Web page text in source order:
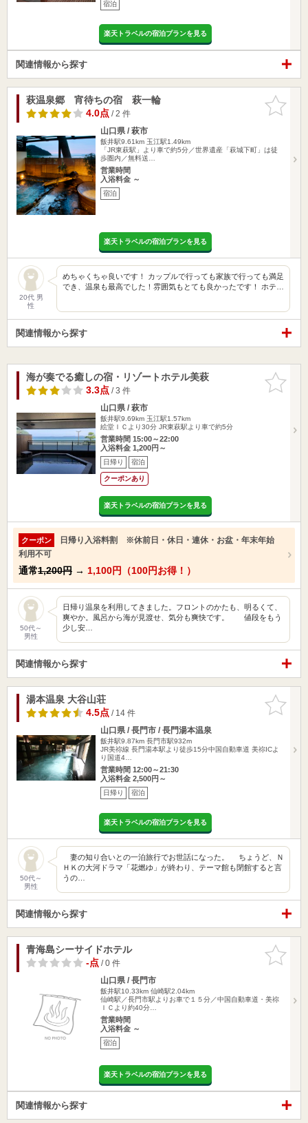
宿泊
楽天トラベルの宿泊プランを見る
関連情報から探す
お気に入
りに追加
萩温泉郷 宵待ちの宿 萩一輪
4.0点/ 2 件
山口県 / 萩市
飯井駅9.61km 玉江駅1.49km
「JR東萩駅」より車で約5分／世界遺産「萩城下町」は徒
歩圏内／無料送…
営業時間
入浴料金 ～
宿泊
楽天トラベルの宿泊プランを見る
20代 男
性
めちゃくちゃ良いです！ カップルで行っても家族で行っても満足
でき、温泉も最高でした！雰囲気もとても良かったです！ ホテ…
関連情報から探す
お気に入
りに追加
海が奏でる癒しの宿・リゾートホテル美萩
3.3点/ 3 件
山口県 / 萩市
飯井駅9.69km 玉江駅1.57km
絵堂ＩＣより30分 JR東萩駅より車で約5分
営業時間 15:00～22:00
入浴料金 1,200円～
日帰り 宿泊
クーポンあり
楽天トラベルの宿泊プランを見る
クーポン
日帰り入浴料割 ※休前日・休日・連休・お盆・年末年始
利用不可
通常1,200円 → 1,100円（100円お得！）
50代～
男性
日帰り温泉を利用してきました。フロントのかたも、明るくて、
爽やか。風呂から海が見渡せ、気分も爽快です。 値段をもう
少し安…
関連情報から探す
お気に入
りに追加
湯本温泉 大谷山荘
4.5点/ 14 件
山口県 / 長門市 / 長門湯本温泉
飯井駅9.87km 長門市駅932m
JR美祢線 長門湯本駅より徒歩15分中国自動車道 美祢ICよ
り国道4…
営業時間 12:00～21:30
入浴料金 2,500円～
日帰り 宿泊
楽天トラベルの宿泊プランを見る
50代～
男性
妻の知り合いとの一泊旅行でお世話になった。 ちょうど、Ｎ
ＨＫの大河ドラマ「花燃ゆ」が終わり、テーマ館も閉館すると言
うの…
関連情報から探す
お気に入
りに追加
青海島シーサイドホテル
-点/ 0 件
山口県 / 長門市
飯井駅10.33km 仙崎駅2.04km
仙崎駅／長門市駅よりお車で１５分／中国自動車道・美祢
ＩＣより約40分…
営業時間
入浴料金 ～
宿泊
楽天トラベルの宿泊プランを見る
関連情報から探す